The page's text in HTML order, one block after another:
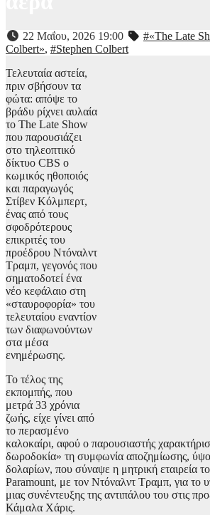
22 Μαΐου, 2026 19:00
#«The Late
Colbert», #Stephen Colbert
Τελευταία αστεία,
πριν σβήσουν τα
φώτα: απόψε το
βράδυ ρίχνει αυλαία
το The Late Show
που παρουσιάζει
στο τηλεοπτικό
δίκτυο CBS ο
κωμικός ηθοποιός
και παραγωγός
Στίβεν Κόλμπερτ,
ένας από τους
σφοδρότερους
επικριτές του
προέδρου Ντόναλντ
Τραμπ, γεγονός που
σηματοδοτεί ένα
νέο κεφάλαιο στη
«σταυροφορία» του
τελευταίου εναντίον
των διαφωνούντων
στα μέσα
ενημέρωσης.
Το τέλος της
εκπομπής, που
μετρά 33 χρόνια
ζωής, είχε γίνει από
το περασμένο
καλοκαίρι, αφού ο παρουσιαστής
δωροδοκία» τη συμφωνία αποζημίωσης,
δολαρίων, που σύναψε η μητρική εταιρεία
Paramount, με τον Ντόναλντ Τραμπ, για το
μιας συνέντευξης της αντιπάλου του στις
Κάμαλα Χάρις.